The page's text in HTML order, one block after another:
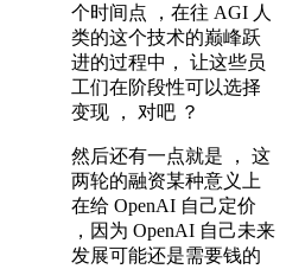
个时间点 ，在往 AGI 人
类的这个技术的巅峰跃
进的过程中， 让这些员
工们在阶段性可以选择
变现 ， 对吧 ？
然后还有一点就是 ， 这
两轮的融资某种意义上
在给 OpenAI 自己定价
，因为 OpenAI 自己未来
发展可能还是需要钱的